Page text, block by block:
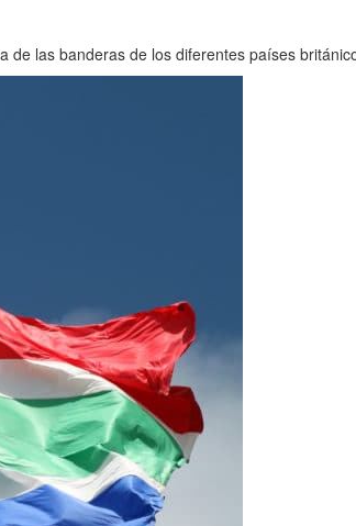
de las banderas de los diferentes países